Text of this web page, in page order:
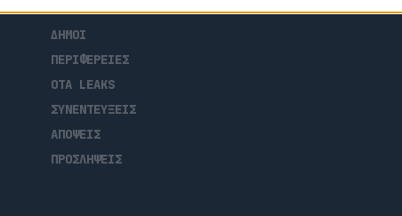
ΕΠΙΚΑΙΡΟΤΗΤΑ
ΔΗΜΟΙ
ΠΕΡΙΦΕΡΕΙΕΣ
OTA LEAKS
ΣΥΝΕΝΤΕΥΞΕΙΣ
ΑΠΟΨΕΙΣ
ΠΡΟΣΛΗΨΕΙΣ